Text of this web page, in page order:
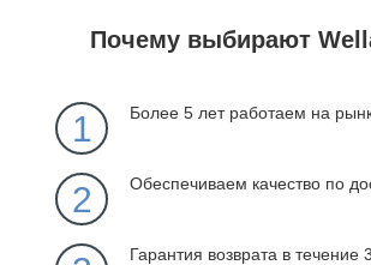
Почему выбирают
1 Более 5 лет работаем на
2 Обеспечиваем качество по
Гарантия возврата в течение